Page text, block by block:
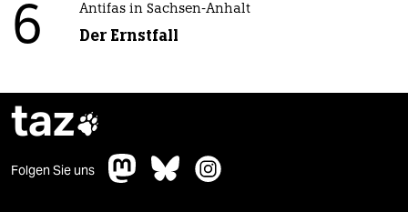
6 Antifas in Sachsen-Anhalt
Der Ernstfall
taz
Folgen Sie uns